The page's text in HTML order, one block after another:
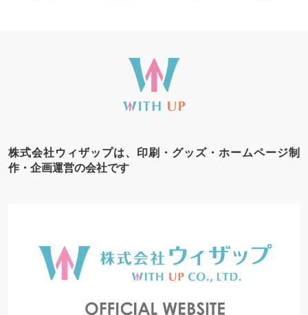
株式会社ウィザップは、印刷・グッズ・ホームページ制
作・企画運営の会社です